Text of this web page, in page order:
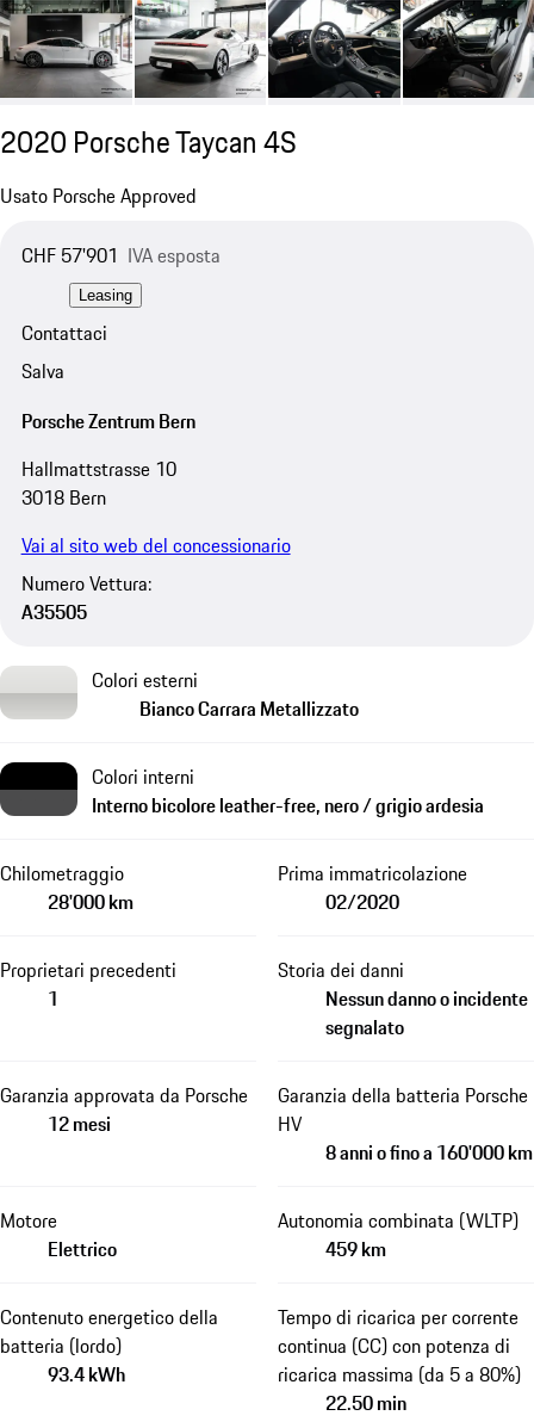
2020 Porsche Taycan 4S
Usato Porsche Approved
CHF 57'901 IVA esposta
Leasing
Contattaci
Salva
Porsche Zentrum Bern
Hallmattstrasse 10
3018 Bern
Vai al sito web del concessionario
Numero Vettura:
A35505
Colori esterni
Bianco Carrara Metallizzato
Colori interni
Interno bicolore leather-free, nero / grigio ardesia
Chilometraggio
28'000 km
Prima immatricolazione
02/2020
Proprietari precedenti
1
Storia dei danni
Nessun danno o incidente
segnalato
Garanzia approvata da Porsche
12 mesi
Garanzia della batteria Porsche
HV
8 anni o fino a 160'000 km
Motore
Elettrico
Autonomia combinata (WLTP)
459 km
Contenuto energetico della
batteria (lordo)
93.4 kWh
Tempo di ricarica per corrente
continua (CC) con potenza di
ricarica massima (da 5 a 80%)
22.50 min